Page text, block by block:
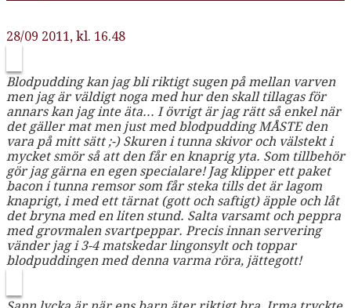
28/09 2011, kl. 16.48
Blodpudding kan jag bli riktigt sugen på mellan varven
men jag är väldigt noga med hur den skall tillagas för
annars kan jag inte äta... I övrigt är jag rätt så enkel när
det gäller mat men just med blodpudding MÅSTE den
vara på mitt sätt ;-) Skuren i tunna skivor och välstekt i
mycket smör så att den får en knaprig yta. Som tillbehör
gör jag gärna en egen specialare! Jag klipper ett paket
bacon i tunna remsor som får steka tills det är lagom
knaprigt, i med ett tärnat (gott och saftigt) äpple och låt
det bryna med en liten stund. Salta varsamt och peppra
med grovmalen svartpeppar. Precis innan servering
vänder jag i 3-4 matskedar lingonsylt och toppar
blodpuddingen med denna varma röra, jättegott!